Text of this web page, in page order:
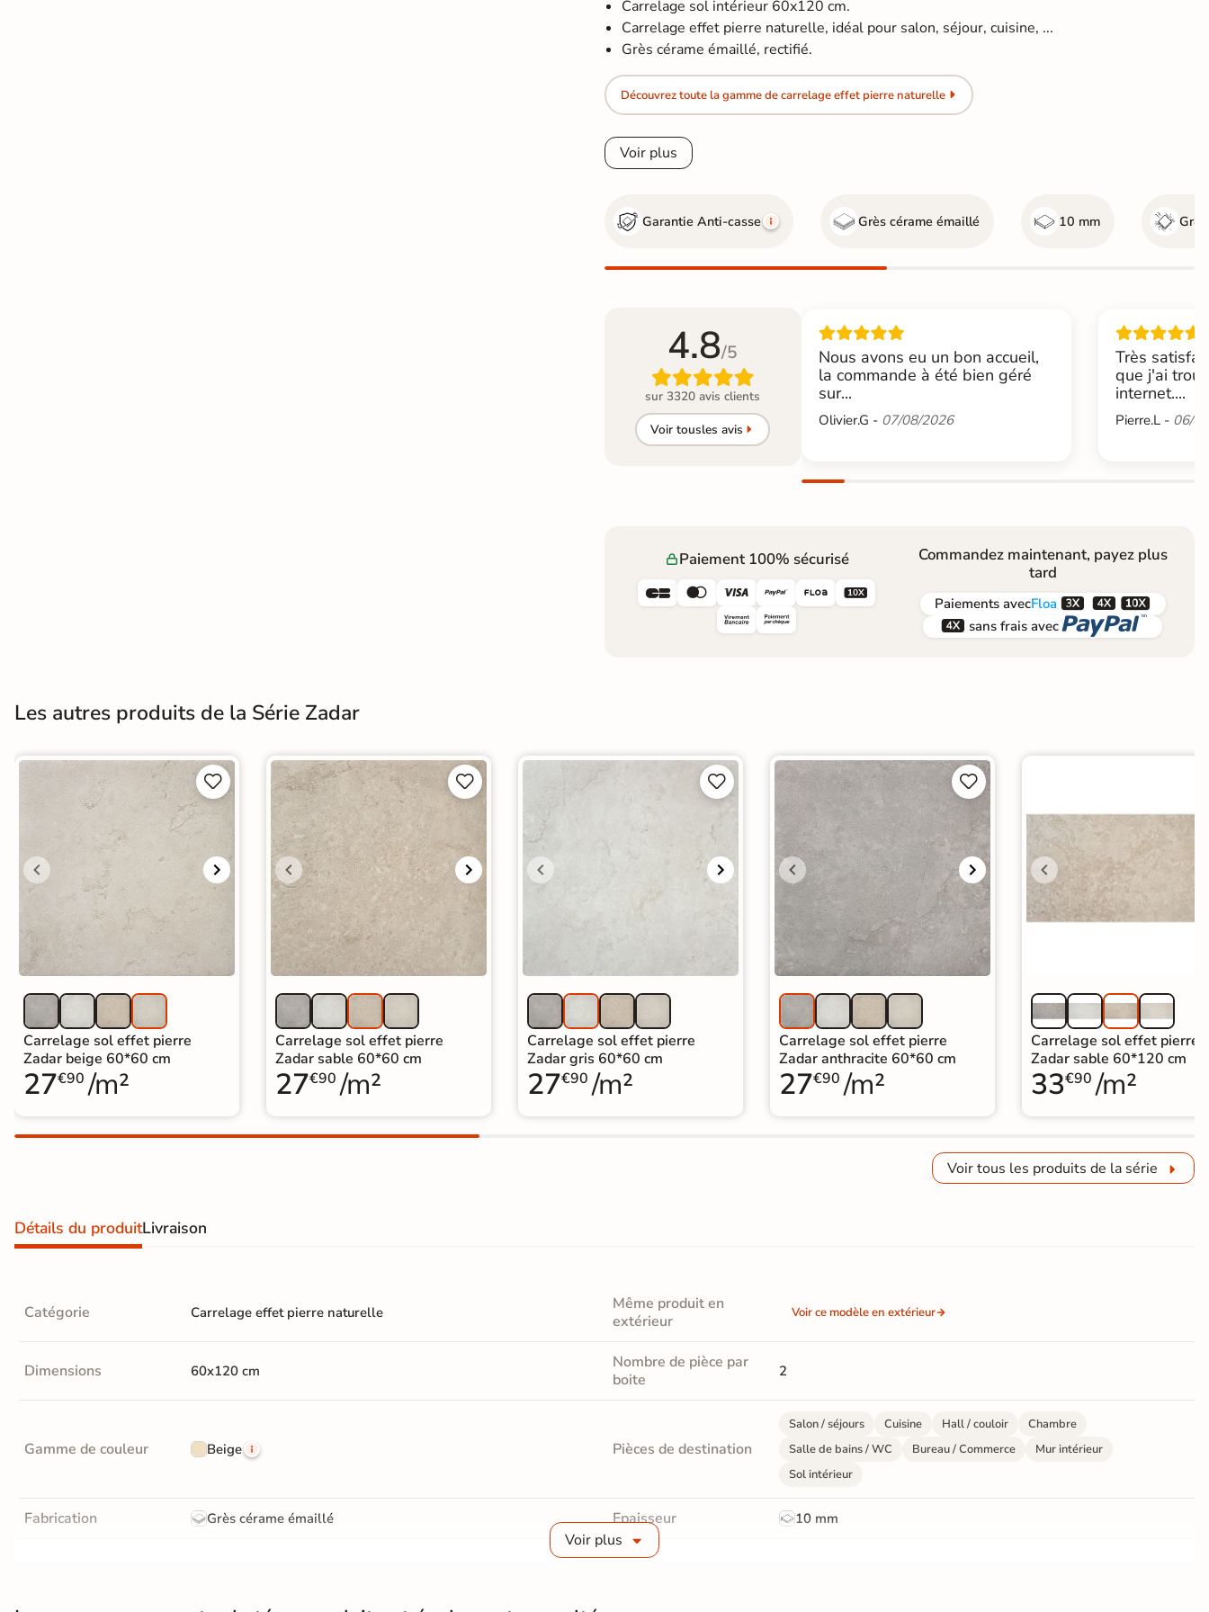
hexagonal
grand format
Carrelage extra fin
Voir tous les
formats
PAR FINITION
Carrelage poli /
semi-poli
Carrelage brillant
Échantillons gratuits
Livraison
métropolitaine
plus
Carrelage sol intérieur 60x120 cm.
Carrelage effet pierre naturelle, idéal pour salon, séjour, cuisine, ...
Grès cérame émaillé, rectifié.
Découvrez toute la gamme de carrelage effet pierre naturelle
Voir plus
Garantie Anti-casse Grès cérame émaillé 10 mm Gr4
4.8/5

sur 3320 avis clients
Voir tousles avis
Nous avons eu un bon accueil,
la commande à été bien géré
sur...
Olivier.G - 07/08/2026
Très
que j'ai
internet....
Pierre.L - 06/
Paiement 100% sécurisé
     
Commandez maintenant, payez plus
tard
PaiementsavecFloa  
 sans frais avec 
Les autres produits de la Série Zadar


Carrelage sol effet pierre
Zadar beige 60*60 cm
27€90 /m²


Carrelage sol effet pierre
Zadar sable 60*60 cm
27€90 /m²


Carrelage sol effet pierre
Zadar gris 60*60 cm
27€90 /m²


Carrelage sol effet pierre
Zadar anthracite 60*60 cm
27€90 /m²
Carrelage sol effet pierre
Zadar sable 60*120 cm
33€90 /m²
Voir tous les produits de la série
Détails du produitLivraison
Catégorie Carrelage effet pierre naturelle
Même produit en
extérieur
Voir ce modèle en extérieur
Dimensions 60x120 cm
Nombre de pièce par
boite
2
Gamme de couleur Beige Pièces de destination
Salon / séjours Cuisine Hall / couloir
Chambre
Salle de bains / WC
Bureau / Commerce
Mur intérieur
Sol intérieur
Fabrication Grès cérame émaillé Epaisseur 10 mm
Masse colorée
Voir plus